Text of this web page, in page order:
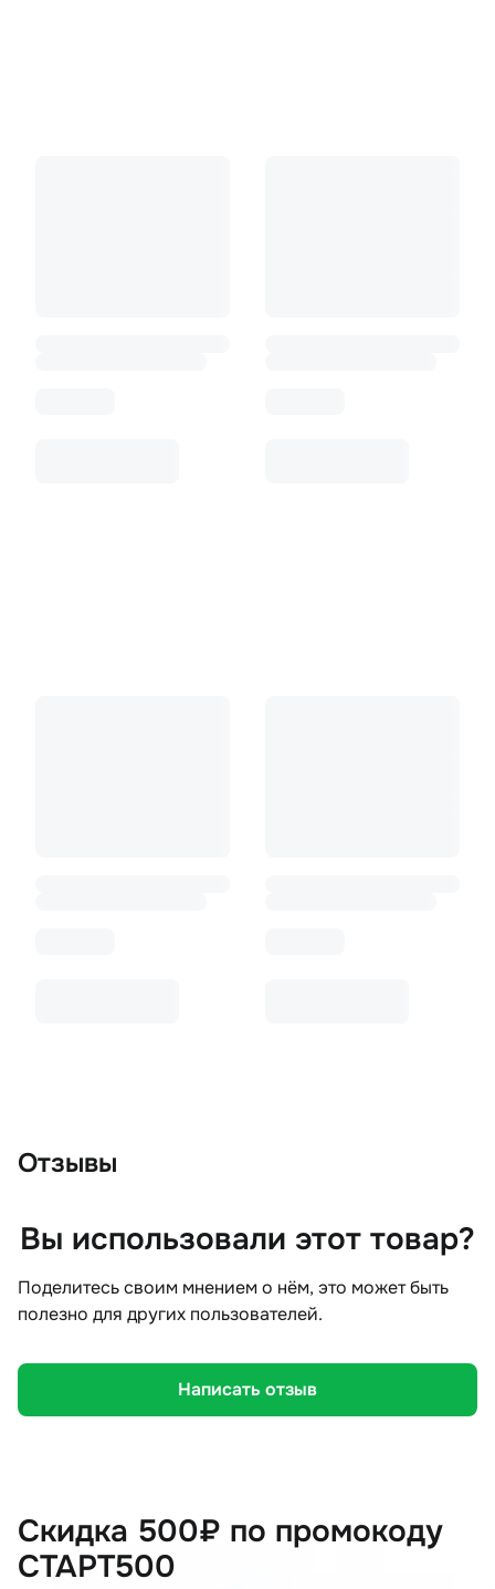
Отзывы
Вы использовали этот товар?
Поделитесь своим мнением о нём, это может быть
полезно для других пользователей.
Написать отзыв
Скидка 500₽ по промокоду
СТАРТ500